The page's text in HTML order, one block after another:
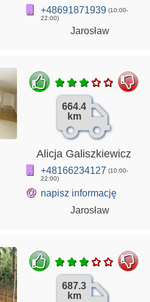
+48691871939 (10:00-
22:00)
Jarosław
664.4
km
Alicja Galiszkiewicz
+48166234127 (10:00-
22:00)
@ napisz informację
Jarosław
687.3
km